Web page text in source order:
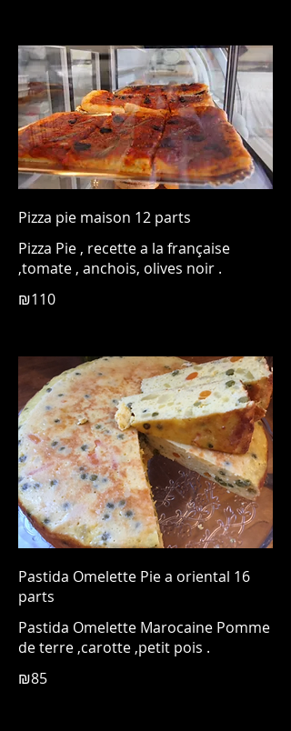
Pizza pie maison 12 parts
Pizza Pie , recette a la française
,tomate , anchois, olives noir .
₪110
Pastida Omelette Pie a oriental 16
parts
Pastida Omelette Marocaine Pomme
de terre ,carotte ,petit pois .
₪85